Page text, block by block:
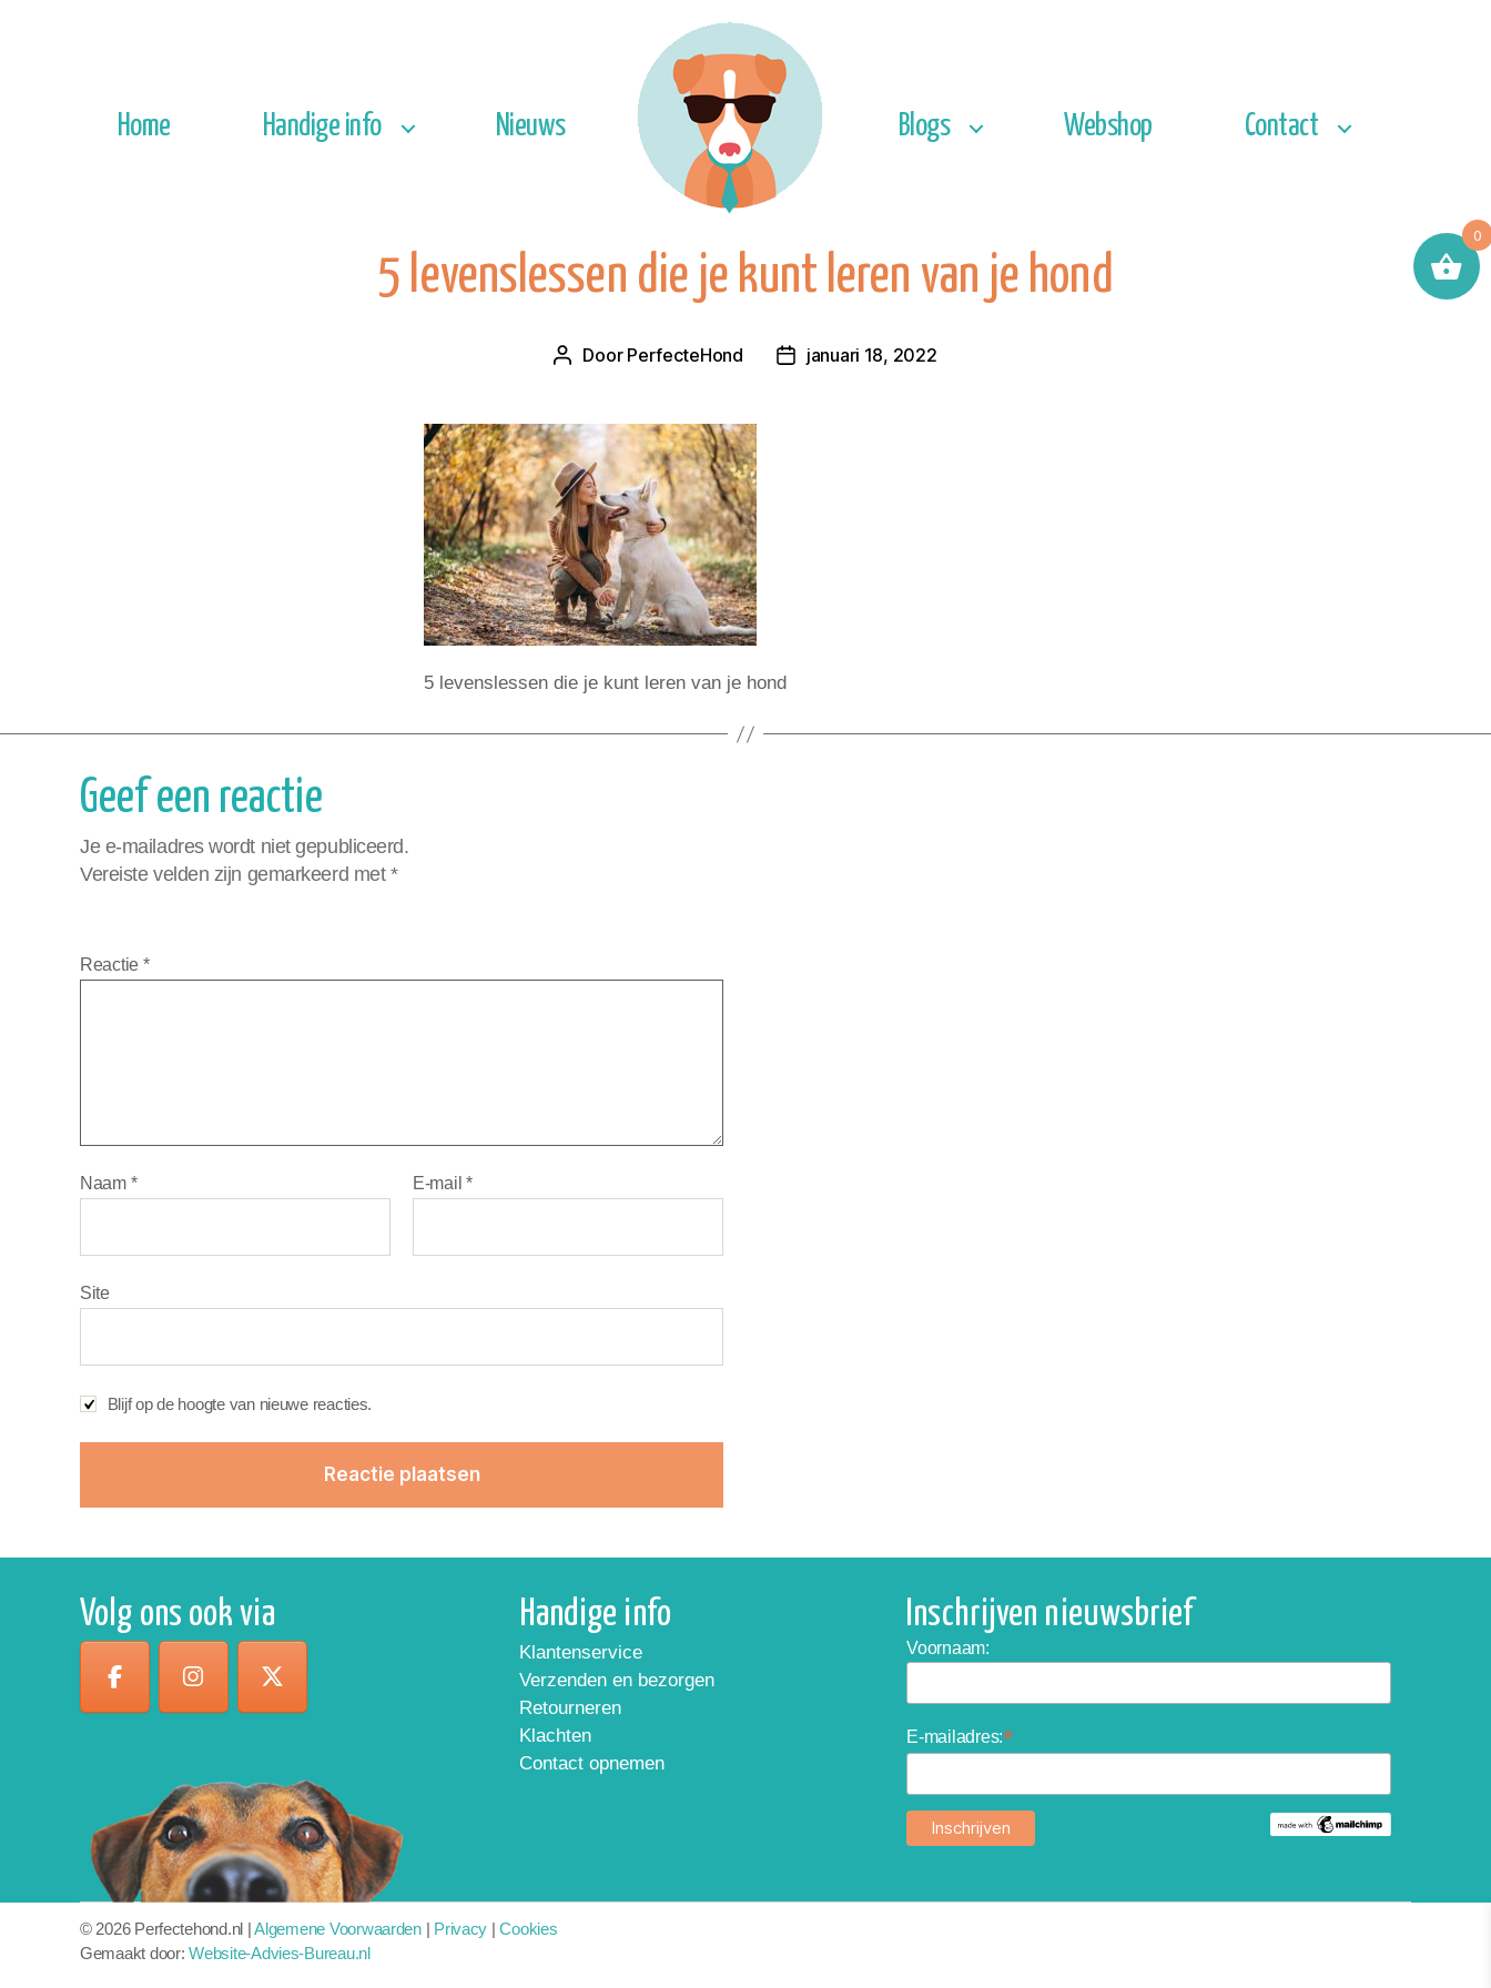
Home Handige info Nieuws Blogs Webshop Contact
5 levenslessen die je kunt leren van je hond
Berichtauteur
Door PerfecteHond Berichtdatum
januari 18, 2022
5 levenslessen die je kunt leren van je hond
Geef een reactie
Je e-mailadres wordt niet gepubliceerd.
Vereiste velden zijn gemarkeerd met *
Reactie *
Naam * E-mail*
Site
Blijf op de hoogte van nieuwe reacties.
Volg ons ook via Handige info
Klantenservice
Verzenden en bezorgen
Retourneren
Klachten
Contact opnemen
Inschrijven nieuwsbrief
Voornaam:
E-mailadres:*
© 2026 Perfectehond.nl |Algemene Voorwaarden| Privacy |Cookies
Gemaakt door:Website-Advies-Bureau.nl
0